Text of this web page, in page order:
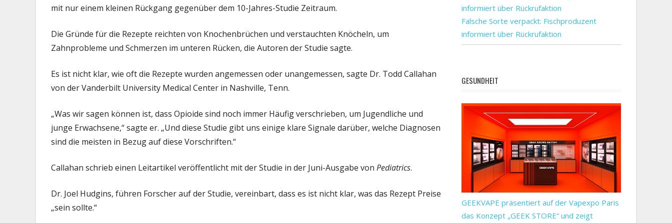
mit nur einem kleinen Rückgang gegenüber dem 10-Jahres-Studie Zeitraum.
Die Gründe für die Rezepte reichten von Knochenbrüchen und verstauchten Knöcheln, um
Zahnprobleme und Schmerzen im unteren Rücken, die Autoren der Studie sagte.
Es ist nicht klar, wie oft die Rezepte wurden angemessen oder unangemessen, sagte Dr. Todd Callahan
von der Vanderbilt University Medical Center in Nashville, Tenn.
„Was wir sagen können ist, dass Opioide sind noch immer Häufig verschrieben, um Jugendliche und
junge Erwachsene,“ sagte er. „Und diese Studie gibt uns einige klare Signale darüber, welche Diagnosen
sind die meisten in Bezug auf diese Vorschriften.“
Callahan schrieb einen Leitartikel veröffentlicht mit der Studie in der Juni-Ausgabe von Pediatrics.
Dr. Joel Hudgins, führen Forscher auf der Studie, vereinbart, dass es ist nicht klar, was das Rezept Preise
„sein sollte.“
Falsche Sorte verpackt: Fischproduzent
informiert über Rückrufaktion
GESUNDHEIT
GEEKVAPE präsentiert auf der Vapexpo Paris
das Konzept „GEEK STORE“ und zeigt